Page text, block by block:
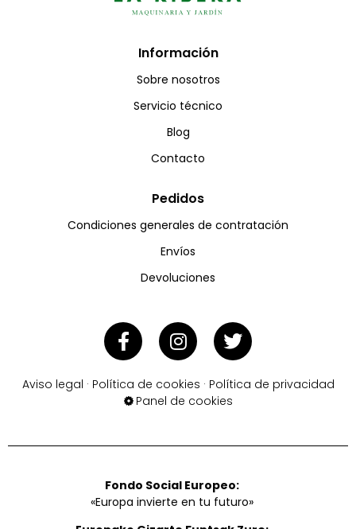
Información
Sobre nosotros
Servicio técnico
Blog
Contacto
Pedidos
Condiciones generales de contratación
Envíos
Devoluciones
Aviso legal · Política de cookies · Política de privacidad
Panel de cookies
Fondo Social Europeo:
«Europa invierte en tu futuro»